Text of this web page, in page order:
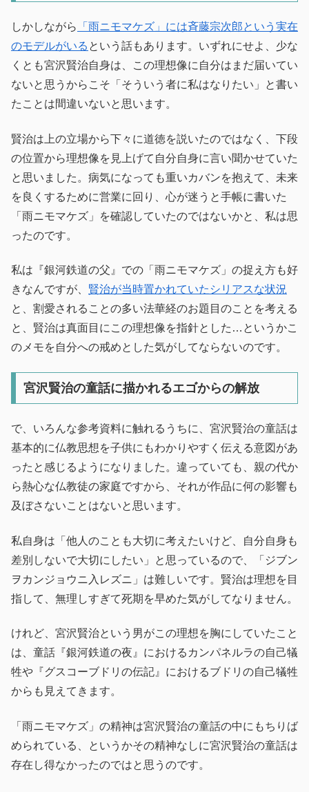
しかしながら
「雨ニモマケズ」には斉藤宗次郎という実在
のモデルがいる という話もあります。いずれにせよ、少な
くとも宮沢賢治自身は、この理想像に自分はまだ届いてい
ないと思うからこそ「そういう者に私はなりたい」と書い
たことは間違いないと思います。
賢治は上の立場から下々に道徳を説いたのではなく、下段
の位置から理想像を見上げて自分自身に言い聞かせていた
と思いました。病気になっても重いカバンを抱えて、未来
を良くするために営業に回り、心が迷うと手帳に書いた
「雨ニモマケズ」を確認していたのではないかと、私は思
ったのです。
私は『銀河鉄道の父』での「雨ニモマケズ」の捉え方も好
きなんですが、 賢治が当時置かれていたシリアスな状況
と、割愛されることの多い法華経のお題目のことを考える
と、賢治は真面目にこの理想像を指針とした…というかこ
のメモを自分への戒めとした気がしてならないのです。
宮沢賢治の童話に描かれるエゴからの解放
で、いろんな参考資料に触れるうちに、宮沢賢治の童話は
基本的に仏教思想を子供にもわかりやすく伝える意図があ
ったと感じるようになりました。違っていても、親の代か
ら熱心な仏教徒の家庭ですから、それが作品に何の影響も
及ぼさないことはないと思います。
私自身は「他人のことも大切に考えたいけど、自分自身も
差別しないで大切にしたい」と思っているので、「ジブン
ヲカンジョウニ入レズニ」は難しいです。賢治は理想を目
指して、無理しすぎて死期を早めた気がしてなりません。
けれど、宮沢賢治という男がこの理想を胸にしていたこと
は、童話『銀河鉄道の夜』におけるカンパネルラの自己犠
牲や『グスコーブドリの伝記』におけるブドリの自己犠牲
からも見えてきます。
「雨ニモマケズ」の精神は宮沢賢治の童話の中にもちりば
められている、というかその精神なしに宮沢賢治の童話は
存在し得なかったのではと思うのです。